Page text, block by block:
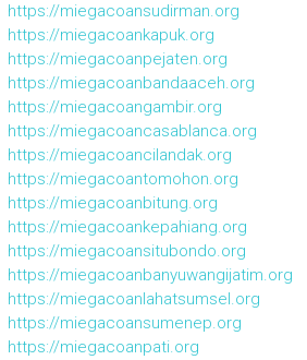
https://miegacoansudirman.org
https://miegacoankapuk.org
https://miegacoanpejaten.org
https://miegacoanbandaaceh.org
https://miegacoangambir.org
https://miegacoancasablanca.org
https://miegacoancilandak.org
https://miegacoantomohon.org
https://miegacoanbitung.org
https://miegacoankepahiang.org
https://miegacoansitubondo.org
https://miegacoanbanyuwangijatim.org
https://miegacoanlahatsumsel.org
https://miegacoansumenep.org
https://miegacoanpati.org